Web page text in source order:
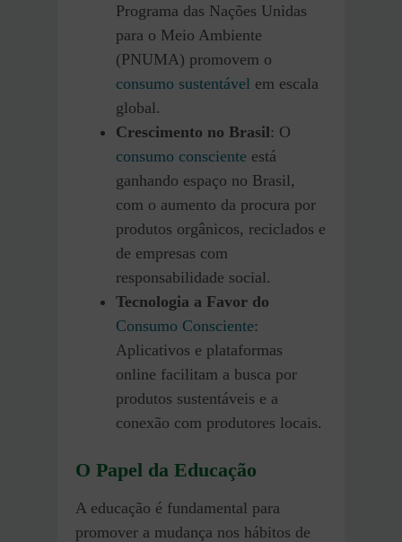
Programa das Nações Unidas
para o Meio Ambiente
(PNUMA) promovem o
consumo sustentável em escala
global.
Crescimento no Brasil: O
consumo consciente está
ganhando espaço no Brasil,
com o aumento da procura por
produtos orgânicos, reciclados e
de empresas com
responsabilidade social.
Tecnologia a Favor do
Consumo Consciente:
Aplicativos e plataformas
online facilitam a busca por
produtos sustentáveis e a
conexão com produtores locais.
O Papel da Educação
A educação é fundamental para
promover a mudança nos hábitos de